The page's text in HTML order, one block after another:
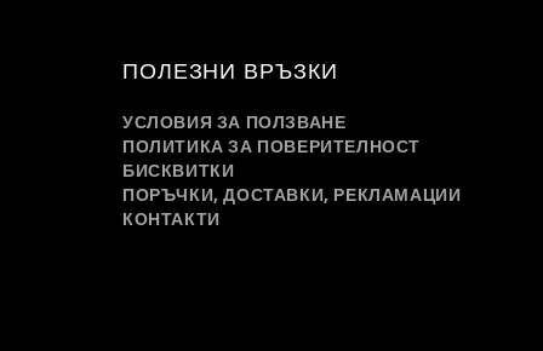
ПОЛЕЗНИ ВРЪЗКИ
УСЛОВИЯ ЗА ПОЛЗВАНЕ
ПОЛИТИКА ЗА ПОВЕРИТЕЛНОСТ
БИСКВИТКИ
ПОРЪЧКИ, ДОСТАВКИ, РЕКЛАМАЦИИ
КОНТАКТИ